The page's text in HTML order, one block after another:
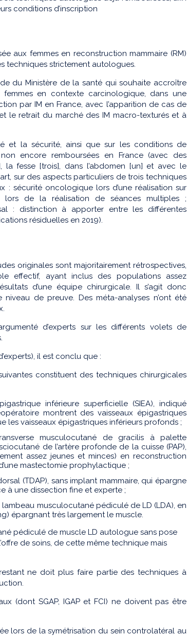
conditions d’inscription
aux femmes en reconstruction mammaire (RM)
techniques strictement autologues.
du Ministère de la santé qui souhaite accroître
en contexte carcinologique, dans une
par IM en France, avec l’apparition de cas de
le retrait du marché des IM macro-texturés et à
et la sécurité, ainsi que sur les conditions de
encore remboursées en France (avec des
la fesse [trois], dans l’abdomen [un] et avec le
sur des aspects particuliers de trois techniques
: sécurité oncologique lors d’une réalisation sur
lors de la réalisation de séances multiples ;
: distinction à apporter entre les différentes
résiduelles en 2019).
originales sont majoritairement rétrospectives,
effectif, ayant inclus des populations assez
d’une équipe chirurgicale. Il s’agit donc
de preuve. Des méta-analyses n’ont été
d’experts sur les différents volets de
il est conclu que :
constituent des techniques chirurgicales
inférieure superficielle (SIEA), indiqué
montrent des vaisseaux épigastriques
les vaisseaux épigastriques inférieurs profonds ;
musculocutané de gracilis à palette
de l’artère profonde de la cuisse (PAP),
assez jeunes et minces) en reconstruction
mastectomie prophylactique ;
(TDAP), sans implant mammaire, qui épargne
à une dissection fine et experte ;
musculocutané pédiculé de LD (LDA), en
épargnant très largement le muscle.
pédiculé de muscle LD autologue sans pose
de soins, de cette même technique mais
ne doit plus faire partie des techniques à
(dont SGAP, IGAP et FCI) ne doivent pas être
lors de la symétrisation du sein controlatéral au